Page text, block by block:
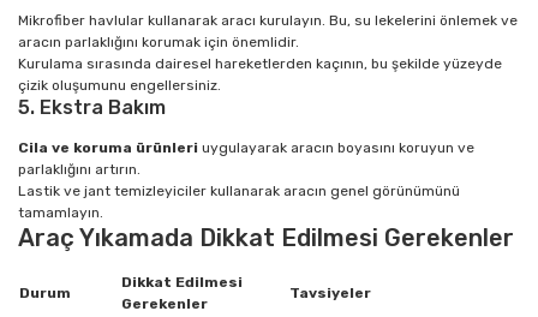
Mikrofiber havlular kullanarak aracı kurulayın. Bu, su lekelerini önlemek ve
aracın parlaklığını korumak için önemlidir.
Kurulama sırasında dairesel hareketlerden kaçının, bu şekilde yüzeyde
çizik oluşumunu engellersiniz.
5. Ekstra Bakım
Cila ve koruma ürünleri uygulayarak aracın boyasını koruyun ve
parlaklığını artırın.
Lastik ve jant temizleyiciler kullanarak aracın genel görünümünü
tamamlayın.
Araç Yıkamada Dikkat Edilmesi Gerekenler
Durum
Dikkat Edilmesi
Gerekenler
Tavsiyeler